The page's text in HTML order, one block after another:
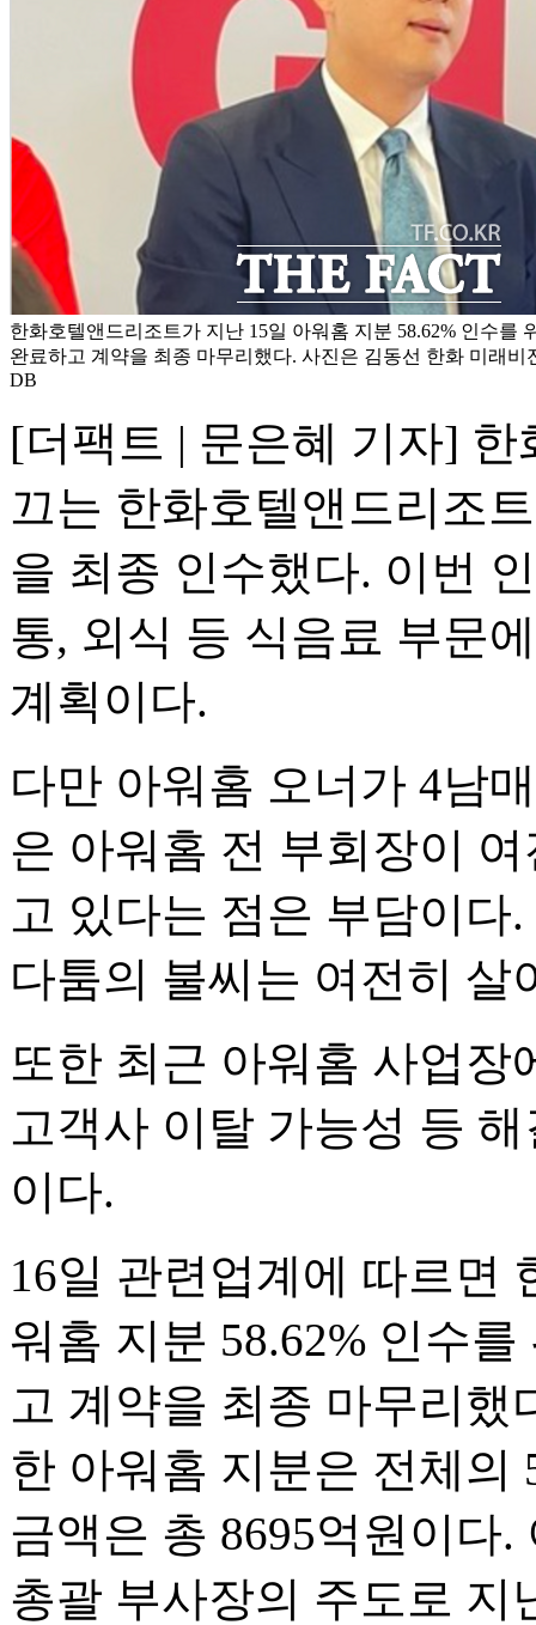
한화호텔앤드리조트가 지난 15일 아워홈 지분 58.62% 인수를
완료하고 계약을 최종 마무리했다. 사진은 김동선 한화 미래비
DB
[더팩트 | 문은혜 기자]
끄는 한화호텔앤드리조
을 최종 인수했다. 이번
통, 외식 등 식음료 부문
계획이다.
다만 아워홈 오너가 4남
은 아워홈 전 부회장이
고 있다는 점은 부담이다
다툼의 불씨는 여전히 살
또한 최근 아워홈 사업장
고객사 이탈 가능성 등
이다.
16일 관련업계에 따르면
워홈 지분 58.62% 인수
고 계약을 최종 마무리했
한 아워홈 지분은 전체의
금액은 총 8695억원이다
총괄 부사장의 주도로 지